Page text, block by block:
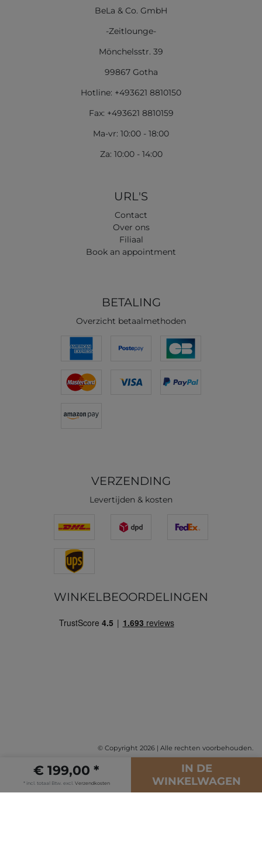
€ 199,00 *
* incl. totaal Btw. excl. Verzendkosten
IN DE
WINKELWAGEN
BeLa & Co. GmbH
-Zeitlounge-
Mönchelsstr. 39
99867 Gotha
Hotline: +493621 8810150
Fax: +493621 8810159
Ma-vr: 10:00 - 18:00
Za: 10:00 - 14:00
URL'S
Contact
Over ons
Filiaal
Book an appointment
BETALING
Overzicht betaalmethoden
VERZENDING
Levertijden & kosten
WINKELBEOORDELINGEN
© Copyright 2026 | Alle rechten voorbehouden.